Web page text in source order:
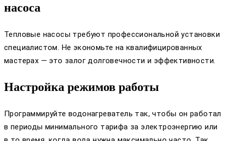
насоса
Тепловые насосы требуют профессиональной установки
специалистом. Не экономьте на квалифицированных
мастерах — это залог долговечности и эффективности.
Настройка режимов работы
Программируйте водонагреватель так, чтобы он работал
в периоды минимального тарифа за электроэнергию или